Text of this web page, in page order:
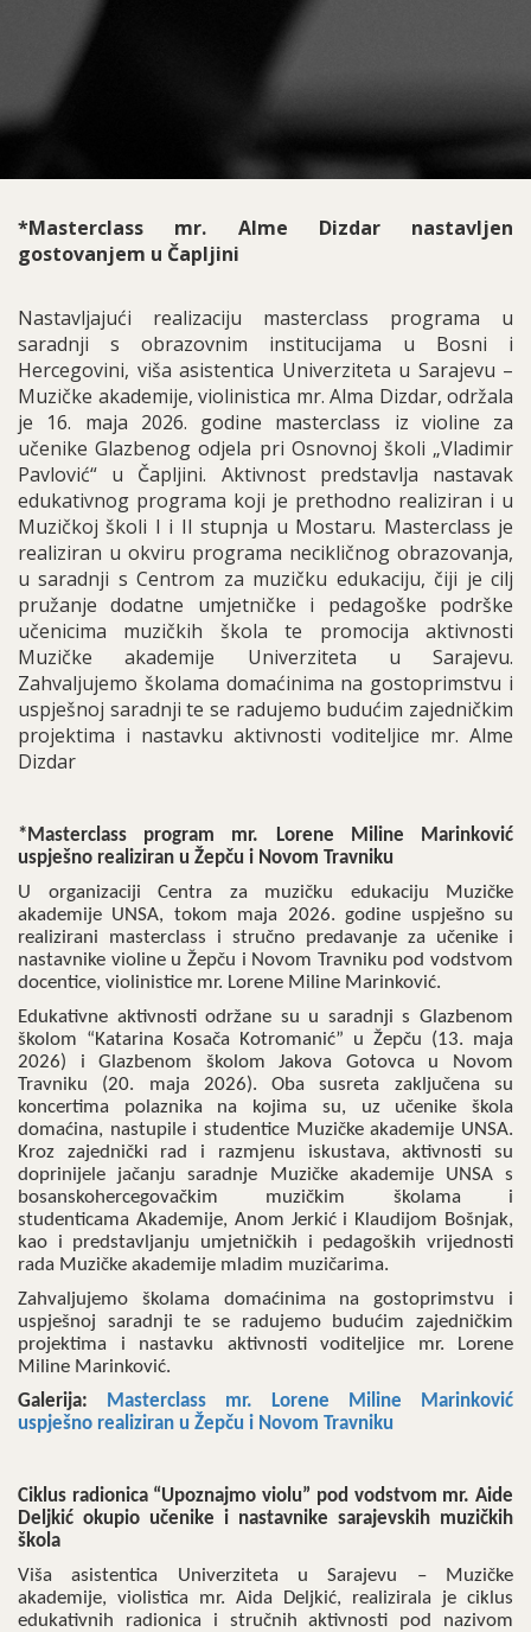
*Masterclass mr. Alme Dizdar nastavljen
gostovanjem u Čapljini
Nastavljajući realizaciju masterclass programa u
saradnji s obrazovnim institucijama u Bosni i
Hercegovini, viša asistentica Univerziteta u Sarajevu –
Muzičke akademije, violinistica mr. Alma Dizdar, održala
je 16. maja 2026. godine masterclass iz violine za
učenike Glazbenog odjela pri Osnovnoj školi „Vladimir
Pavlović“ u Čapljini. Aktivnost predstavlja nastavak
edukativnog programa koji je prethodno realiziran i u
Muzičkoj školi I i II stupnja u Mostaru. Masterclass je
realiziran u okviru programa necikličnog obrazovanja,
u saradnji s Centrom za muzičku edukaciju, čiji je cilj
pružanje dodatne umjetničke i pedagoške podrške
učenicima muzičkih škola te promocija aktivnosti
Muzičke akademije Univerziteta u Sarajevu.
Zahvaljujemo školama domaćinima na gostoprimstvu i
uspješnoj saradnji te se radujemo budućim zajedničkim
projektima i nastavku aktivnosti voditeljice mr. Alme
Dizdar
*Masterclass program mr. Lorene Miline Marinković
uspješno realiziran u Žepču i Novom Travniku
U organizaciji Centra za muzičku edukaciju Muzičke
akademije UNSA, tokom maja 2026. godine uspješno su
realizirani masterclass i stručno predavanje za učenike i
nastavnike violine u Žepču i Novom Travniku pod vodstvom
docentice, violinistice mr. Lorene Miline Marinković.
Edukativne aktivnosti održane su u saradnji s Glazbenom
školom “Katarina Kosača Kotromanić” u Žepču (13. maja
2026) i Glazbenom školom Jakova Gotovca u Novom
Travniku (20. maja 2026). Oba susreta zaključena su
koncertima polaznika na kojima su, uz učenike škola
domaćina, nastupile i studentice Muzičke akademije UNSA.
Kroz zajednički rad i razmjenu iskustava, aktivnosti su
doprinijele jačanju saradnje Muzičke akademije UNSA s
bosanskohercegovačkim muzičkim školama i
studenticama Akademije, Anom Jerkić i Klaudijom Bošnjak,
kao i predstavljanju umjetničkih i pedagoških vrijednosti
rada Muzičke akademije mladim muzičarima.
Zahvaljujemo školama domaćinima na gostoprimstvu i
uspješnoj saradnji te se radujemo budućim zajedničkim
projektima i nastavku aktivnosti voditeljice mr. Lorene
Miline Marinković.
Galerija:
Masterclass mr. Lorene Miline Marinković
uspješno realiziran u Žepču i Novom Travniku
Ciklus radionica “Upoznajmo violu” pod vodstvom mr. Aide
Deljkić okupio učenike i nastavnike sarajevskih muzičkih
škola
Viša asistentica Univerziteta u Sarajevu – Muzičke
akademije, violistica mr. Aida Deljkić, realizirala je ciklus
edukativnih radionica i stručnih aktivnosti pod nazivom